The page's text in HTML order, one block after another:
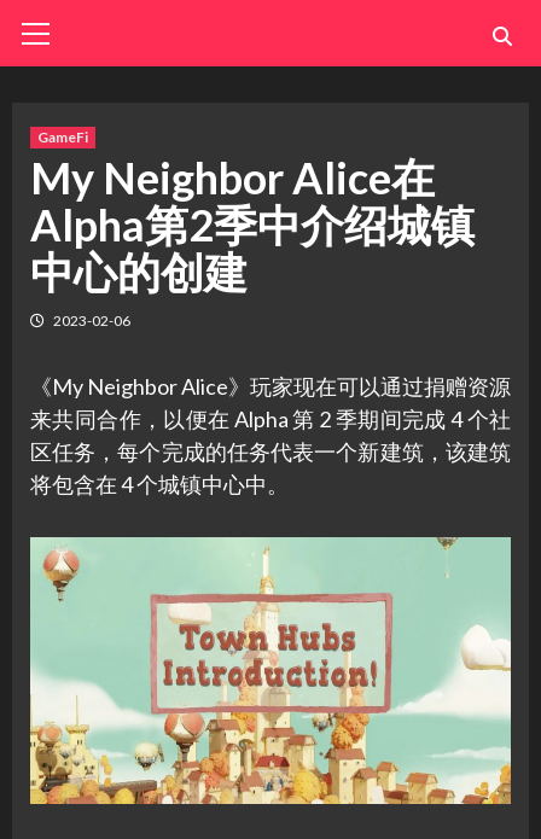
Menu
GameFi
My Neighbor Alice在
Alpha第2季中介绍城镇
中心的创建
2023-02-06
《My Neighbor Alice》玩家现在可以通过捐赠资源
来共同合作，以便在 Alpha 第 2 季期间完成 4 个社
区任务，每个完成的任务代表一个新建筑，该建筑
将包含在 4 个城镇中心中。